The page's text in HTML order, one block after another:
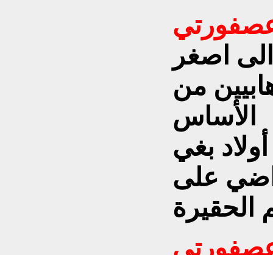
اصغر
من
الأساس
بغي
على
الحقيرة